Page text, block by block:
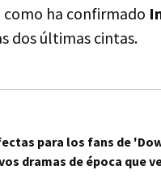
como ha confirmado
dos últimas cintas.
para los fans de
dramas de época que